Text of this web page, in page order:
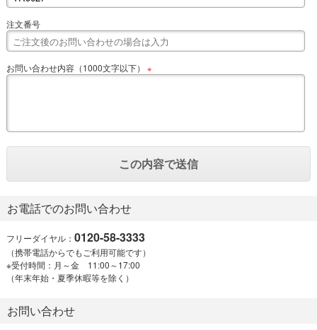
注文番号
お問い合わせ内容（1000文字以下） ※
お電話でのお問い合わせ
フリーダイヤル： 0120-58-3333
（携帯電話からでもご利用可能です）
※受付時間：月～金 11:00～17:00
（年末年始・夏季休暇等を除く）
お問い合わせ